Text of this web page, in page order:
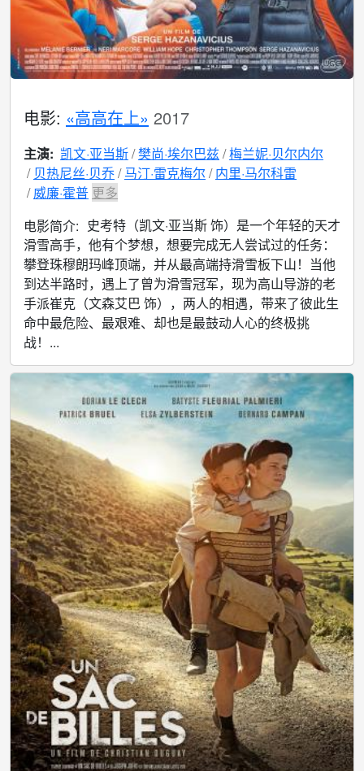
电影: «高高在上» 2017
主演: 凯文·亚当斯 樊尚·埃尔巴兹 梅兰妮·贝尔内尔
贝热尼丝·贝乔 马汀·雷克梅尔
内里·马尔科雷
威廉·霍普 更多
电影简介: 史考特（凯文·亚当斯 饰）是一个年轻的天才
滑雪高手，他有个梦想，想要完成无人尝试过的任务：
攀登珠穆朗玛峰顶端，并从最高端持滑雪板下山！当他
到达半路时，遇上了曾为滑雪冠军，现为高山导游的老
手派崔克（文森艾巴 饰），两人的相遇，带来了彼此生
命中最危险、最艰难、却也是最鼓动人心的终极挑
战！...